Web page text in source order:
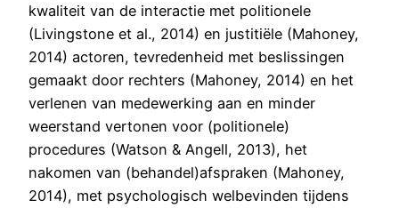
kwaliteit van de interactie met politionele
(Livingstone et al., 2014) en justitiële (Mahoney,
2014) actoren, tevredenheid met beslissingen
gemaakt door rechters (Mahoney, 2014) en het
verlenen van medewerking aan en minder
weerstand vertonen voor (politionele)
procedures (Watson & Angell, 2013), het
nakomen van (behandel)afspraken (Mahoney,
2014), met psychologisch welbevinden tijdens